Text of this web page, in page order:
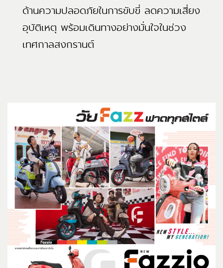
ด้านความปลอดภัยในการขับขี่ ลดความเสี่ยง
อุบัติเหตุ พร้อมเดินทางอย่างมั่นใจในช่วง
เทศกาลสงกรานต์